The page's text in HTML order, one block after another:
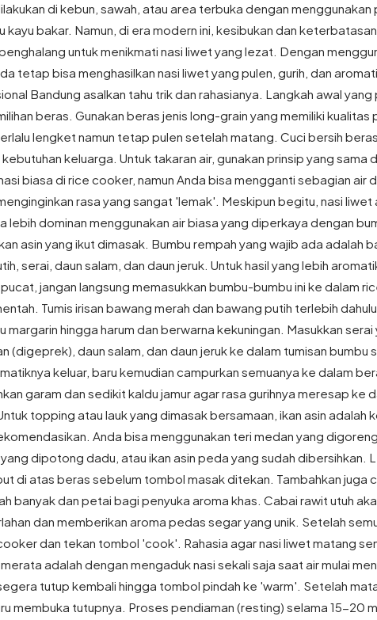
di kebun, sawah, atau area terbuka dengan menggunakan
kayu bakar. Namun, di era modern ini, kesibukan dan
untuk menikmati nasi liwet yang lezat. Dengan
tetap bisa menghasilkan nasi liwet yang pulen, gurih, dan
Bandung asalkan tahu trik dan rahasianya. Langkah awal yang
beras. Gunakan beras jenis long-grain yang memiliki kualitas
lengket namun tetap pulen setelah matang. Cuci bersih
keluarga. Untuk takaran air, gunakan prinsip yang sama
biasa di rice cooker, namun Anda bisa mengganti sebagian air
rasa yang sangat 'lemak'. Meskipun begitu, nasi liwet
lebih dominan menggunakan air biasa yang diperkaya dengan
asin yang ikut dimasak. Bumbu rempah yang wajib ada adalah
serai, daun salam, dan daun jeruk. Untuk hasil yang lebih
jangan langsung memasukkan bumbu-bumbu ini ke dalam
Tumis irisan bawang merah dan bawang putih terlebih
margarin hingga harum dan berwarna kekuningan. Masukkan serai
(digeprek), daun salam, dan daun jeruk ke dalam tumisan bumbu
keluar, baru kemudian campurkan semuanya ke dalam
garam dan sedikit kaldu jamur agar rasa gurihnya meresap ke
topping atau lauk yang dimasak bersamaan, ikan asin adalah
Anda bisa menggunakan teri medan yang
dipotong dadu, atau ikan asin peda yang sudah dibersihkan.
di atas beras sebelum tombol masak ditekan. Tambahkan juga
banyak dan petai bagi penyuka aroma khas. Cabai rawit utuh
dan memberikan aroma pedas segar yang unik. Setelah
dan tekan tombol 'cook'. Rahasia agar nasi liwet matang
adalah dengan mengaduk nasi sekali saja saat air mulai
tutup kembali hingga tombol pindah ke 'warm'. Setelah
membuka tutupnya. Proses pendiaman (resting) selama 15-20